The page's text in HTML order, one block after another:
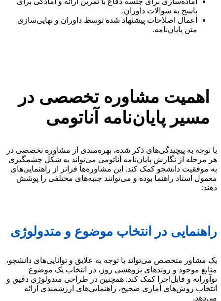
پاسخ به سوالات داوران.
اعمال اصلاحات پیشنهاد شده توسط داوران و نهایی‌سازی
متن پایان‌نامه.
اهمیت مشاوره تخصصی در
مسیر پایان‌نامه آناتومی
با توجه به پیچیدگی‌های ذکر شده، بهره‌مندی از مشاوره تخصصی در
هر مرحله از نگارش پایان‌نامه آناتومی می‌تواند به شکل چشمگیری
به موفقیت دانشجو کمک کند. این مشاوره‌ها فراتر از راهنمایی‌های
معمول استاد راهنما بوده و می‌توانند جنبه‌های مختلفی را پوشش
دهند:
راهنمایی در انتخاب موضوع و متدولوژی
یک مشاور متخصص می‌تواند با توجه به علایق و توانایی‌های دانشجو،
منابع موجود و روندهای پژوهشی روز، در انتخاب یک موضوع
نوآورانه و قابل‌اجرا کمک کند. همچنین در طراحی متدولوژی دقیق و
انتخاب روش‌های آماری صحیح، راهنمایی‌های ارزشمندی ارائه
می‌دهد.